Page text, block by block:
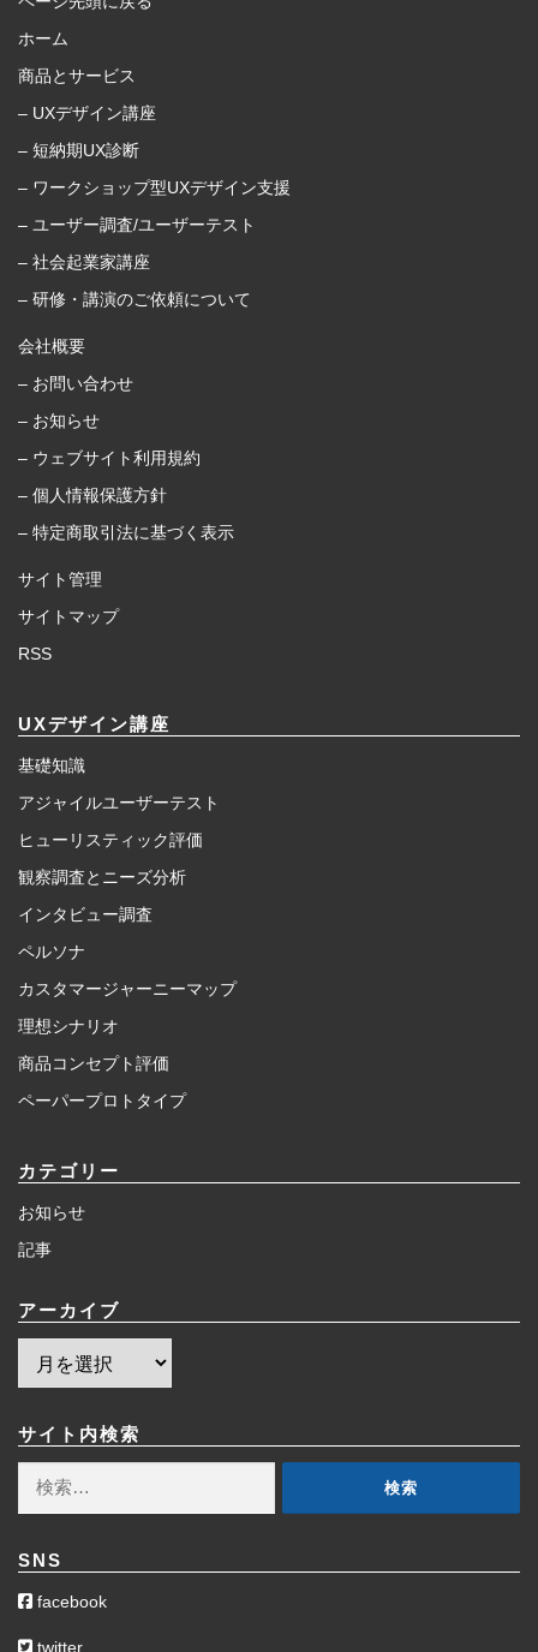
ホーム
商品とサービス
– UXデザイン講座
– 短納期UX診断
– ワークショップ型UXデザイン支援
– ユーザー調査/ユーザーテスト
– 社会起業家講座
– 研修・講演のご依頼について
会社概要
– お問い合わせ
– お知らせ
– ウェブサイト利用規約
– 個人情報保護方針
– 特定商取引法に基づく表示
サイト管理
サイトマップ
RSS
UXデザイン講座
基礎知識
アジャイルユーザーテスト
ヒューリスティック評価
観察調査とニーズ分析
インタビュー調査
ペルソナ
カスタマージャーニーマップ
理想シナリオ
商品コンセプト評価
ペーパープロトタイプ
カテゴリー
お知らせ
記事
アーカイブ
イ
ブ
サイト内検索
SNS
facebook
twitter